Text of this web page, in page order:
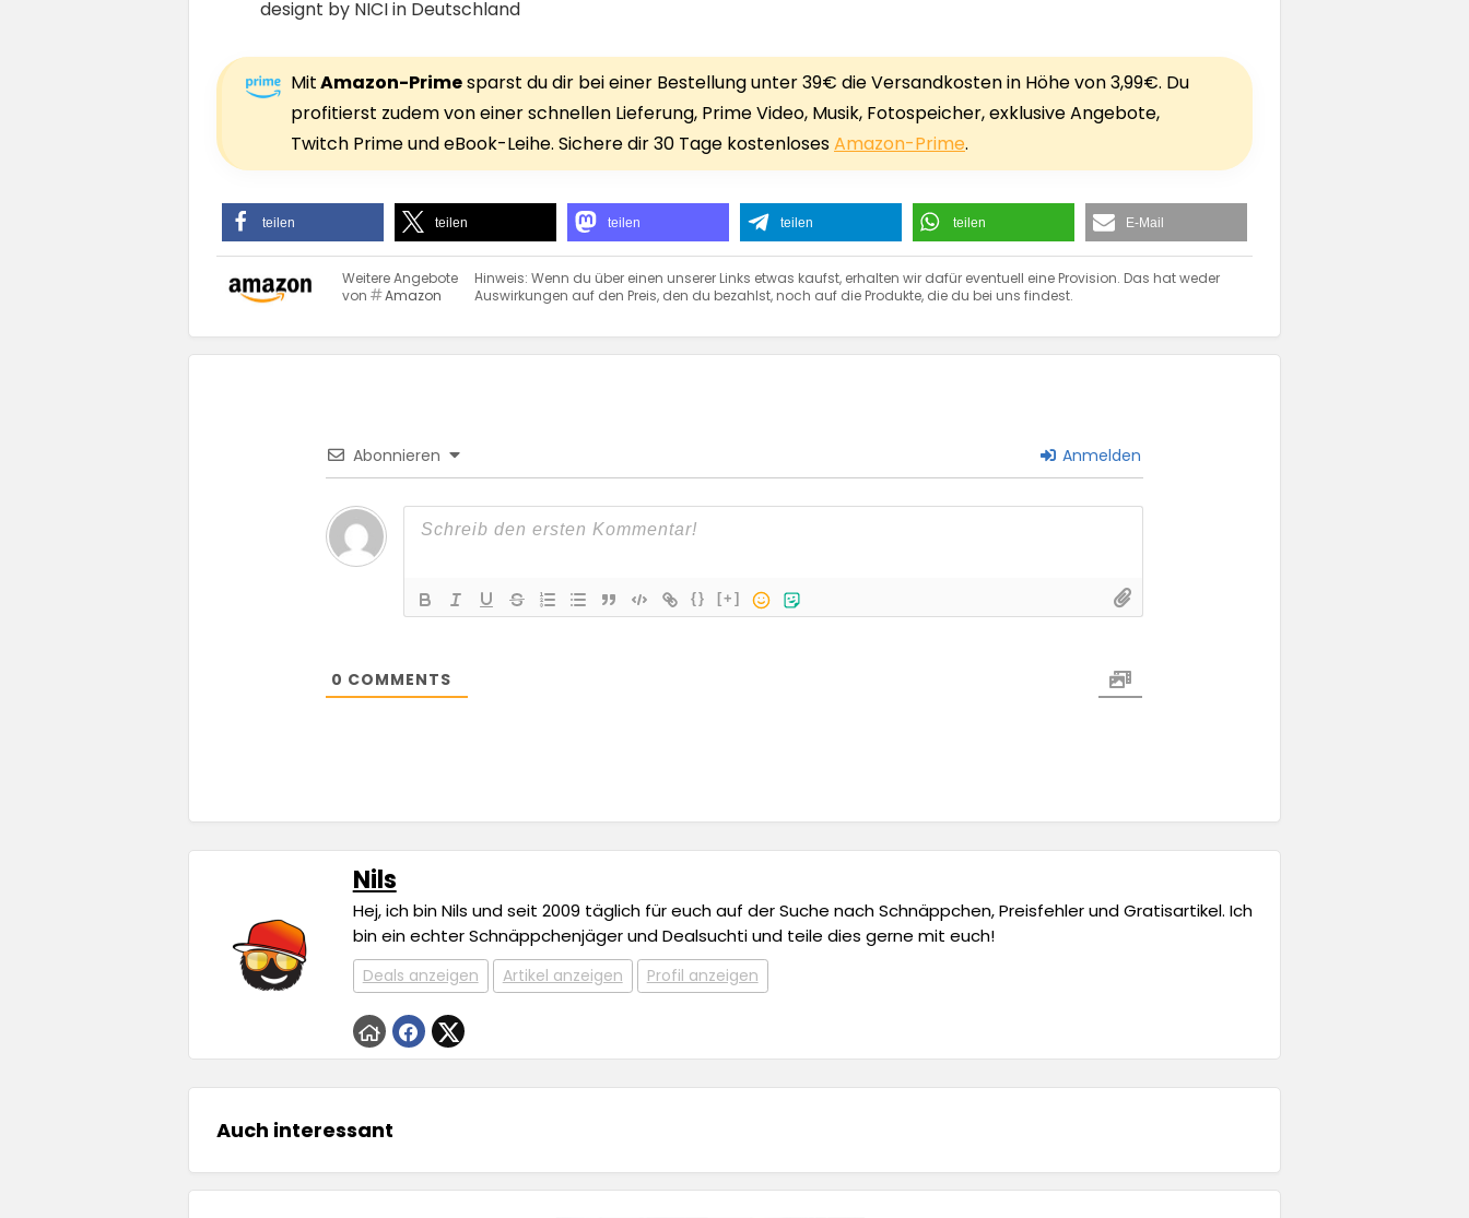
designt by NICI in Deutschland
MitAmazon-Primesparst du dir bei einer Bestellung unter 39€ die Versandkosten in Höhe von 3,99€. Du
profitierst zudem von einer schnellen Lieferung, Prime Video, Musik, Fotospeicher, exklusive Angebote,
Twitch Prime und eBook-Leihe. Sichere dir 30 Tage kostenlosesAmazon-Prime.
teilen teilen teilen teilen teilen E-Mail
Weitere Angebote
von
Amazon
Hinweis: Wenn du über einen unserer Links etwas kaufst, erhalten wir dafür eventuell eine Provision. Das hat weder
Auswirkungen auf den Preis, den du bezahlst, noch auf die Produkte, die du bei uns findest.
Abonnieren Anmelden
{} [+]
0 COMMENTS
Nils
Hej, ich bin Nils und seit 2009 täglich für euch auf der Suche nach Schnäppchen, Preisfehler und Gratisartikel. Ich
bin ein echter Schnäppchenjäger und Dealsuchti und teile dies gerne mit euch!
Deals anzeigen Artikel anzeigen Profil anzeigen
Auch interessant